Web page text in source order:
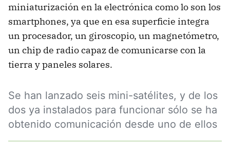
miniaturización en la electrónica como lo son los
smartphones, ya que en esa superficie integra
un procesador, un giroscopio, un magnetómetro,
un chip de radio capaz de comunicarse con la
tierra y paneles solares.
Se han lanzado seis mini-satélites, y de los
dos ya instalados para funcionar sólo se ha
obtenido comunicación desde uno de ellos